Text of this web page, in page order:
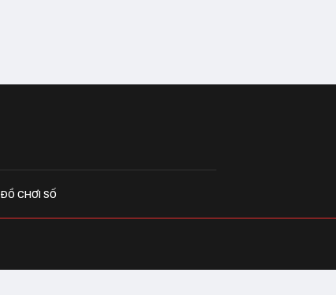
ĐỒ CHƠI SỐ